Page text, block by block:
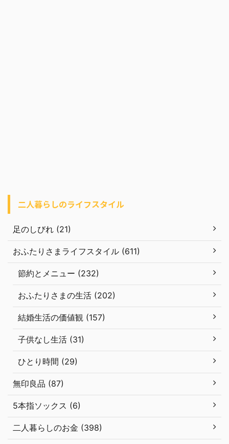
二人暮らしのライフスタイル
足のしびれ (21)
おふたりさまライフスタイル (611)
節約とメニュー (232)
おふたりさまの生活 (202)
結婚生活の価値観 (157)
子供なし生活 (31)
ひとり時間 (29)
無印良品 (87)
5本指ソックス (6)
二人暮らしのお金 (398)